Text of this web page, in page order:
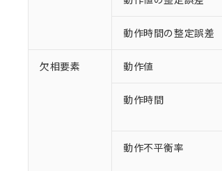
動作時間の整定誤差
欠相要素 動作値
動作時間
動作不平衡率